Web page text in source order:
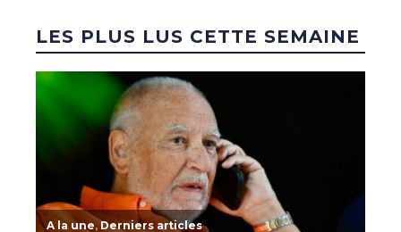
LES PLUS LUS CETTE SEMAINE